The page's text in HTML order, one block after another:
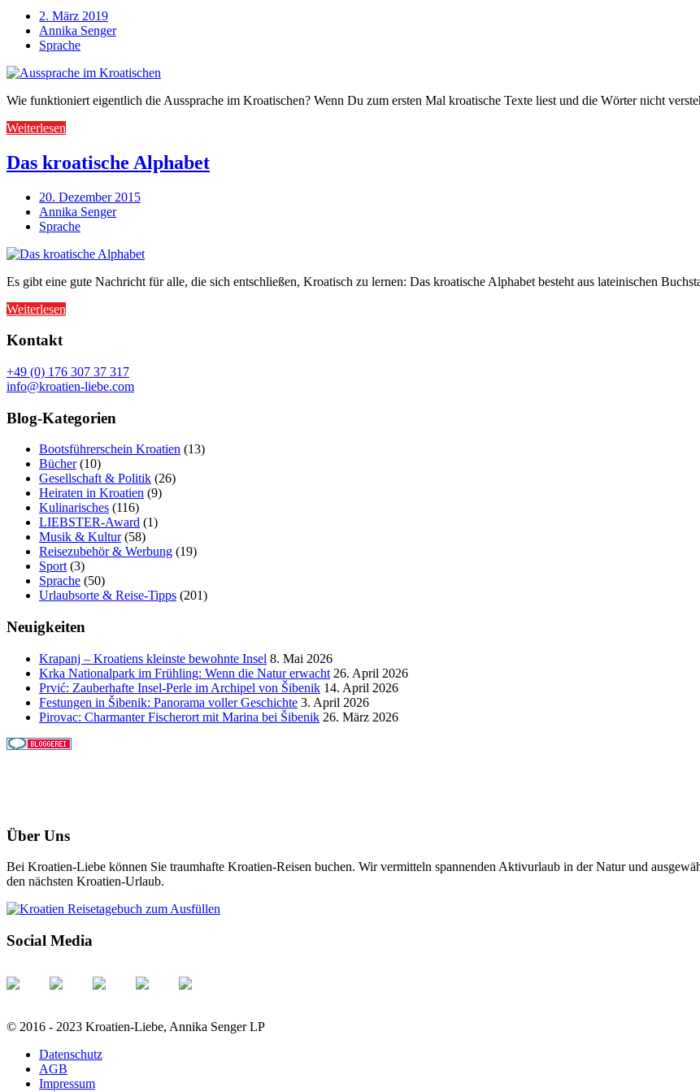
2. März 2019
Annika Senger
Sprache
Wie funktioniert eigentlich die Aussprache im Kroatischen? Wenn Du zum ersten Mal kroatische Texte liest und die Wörter nicht
Weiterlesen
Das kroatische Alphabet
20. Dezember 2015
Annika Senger
Sprache
Es gibt eine gute Nachricht für alle, die sich entschließen, Kroatisch zu lernen: Das kroatische Alphabet besteht aus lateinischen
Weiterlesen
Kontakt
+49 (0) 176 307 37 317
info@kroatien-liebe.com
Blog-Kategorien
Bootsführerschein Kroatien (13)
Bücher(10)
Gesellschaft & Politik (26)
Heiraten in Kroatien (9)
Kulinarisches (116)
LIEBSTER-Award (1)
Musik & Kultur(58)
Reisezubehör & Werbung (19)
Sport (3)
Sprache (50)
Urlaubsorte & Reise-Tipps (201)
Neuigkeiten
Krapanj – Kroatiens kleinste bewohnte Insel 8. Mai 2026
Krka Nationalpark im Frühling: Wenn die Natur erwacht 26. April 2026
Prvić: Zauberhafte Insel-Perle im Archipel von Šibenik 14. April 2026
Festungen in Šibenik: Panorama voller Geschichte 3. April 2026
Pirovac: Charmanter Fischerort mit Marina bei Šibenik 26. März 2026
Über Uns
Bei Kroatien-Liebe können Sie traumhafte Kroatien-Reisen buchen. Wir vermitteln spannenden Aktivurlaub in der Natur und
den nächsten Kroatien-Urlaub.
Social Media
© 2016 - 2023 Kroatien-Liebe, Annika Senger LP
Datenschutz
AGB
Impressum